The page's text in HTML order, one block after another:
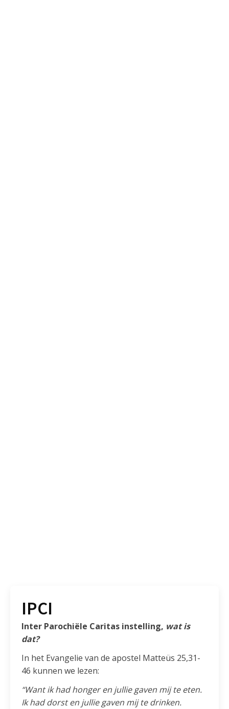
IPCI
Inter Parochiële Caritas instelling, wat is
dat?
In het Evangelie van de apostel Matteüs 25,31-
46 kunnen we lezen:
“Want ik had honger en jullie gaven mij te eten.
Ik had dorst en jullie gaven mij te drinken.